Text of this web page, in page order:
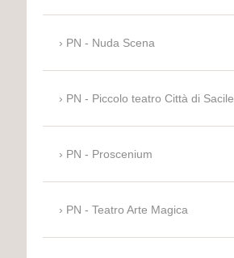
PN - Nuda Scena
PN - Piccolo teatro Città di Sacile
PN - Proscenium
PN - Teatro Arte Magica